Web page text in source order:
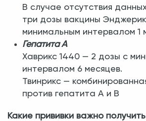
В случае отсутствия
три дозы вакцины
минимальным интервалом 1
Гепатита А
Хаврикс 1440 — 2 дозы с
интервалом 6 месяцев.
Твинрикс —
против гепатита А и В
Какие прививки важно